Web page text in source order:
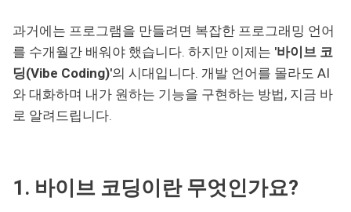
과거에는 프로그램을 만들려면 복잡한 프로그래밍 언어
를 수개월간 배워야 했습니다. 하지만 이제는 '바이브 코
딩(Vibe Coding)'의 시대입니다. 개발 언어를 몰라도 AI
와 대화하며 내가 원하는 기능을 구현하는 방법, 지금 바
로 알려드립니다.
1. 바이브 코딩이란 무엇인가요?